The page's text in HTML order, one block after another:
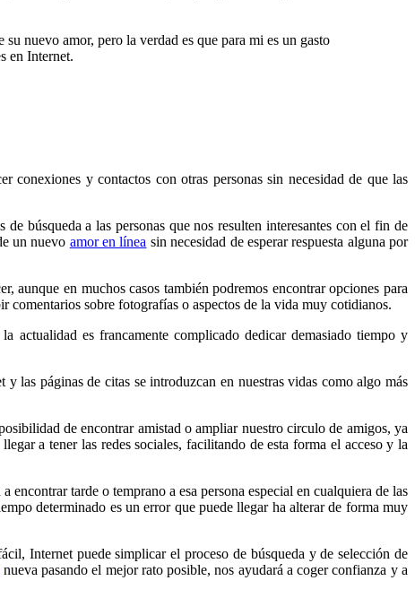
nuevo amor, pero la verdad es que para mi es un gasto
en Internet.
conexiones y contactos con otras personas sin necesidad de que las
búsqueda a las personas que nos resulten interesantes con el fin de
un nuevo amor en línea sin necesidad de esperar respuesta alguna por
aunque en muchos casos también podremos encontrar opciones para
sobre fotografías o aspectos de la vida muy cotidianos.
actualidad es francamente complicado dedicar demasiado tiempo y
las páginas de citas se introduzcan en nuestras vidas como algo más
de encontrar amistad o ampliar nuestro circulo de amigos, ya
a tener las redes sociales, facilitando de esta forma el acceso y la
encontrar tarde o temprano a esa persona especial en cualquiera de las
determinado es un error que puede llegar ha alterar de forma muy
Internet puede simplicar el proceso de búsqueda y de selección de
nueva pasando el mejor rato posible, nos ayudará a coger confianza y a